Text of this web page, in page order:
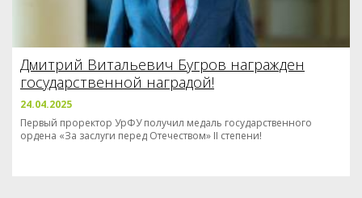
Дмитрий Витальевич Бугров награжден
государственной наградой!
24.04.2025
Первый проректор УрФУ получил медаль государственного
ордена «За заслуги перед Отечеством» II степени!